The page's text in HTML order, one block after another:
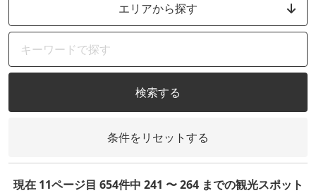
エリアから探す
検索する
条件をリセットする
現在 11ページ目 654件中 241 〜 264 までの観光スポット